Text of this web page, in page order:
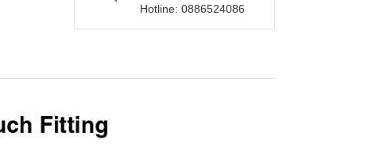
Hotline: 0886524086